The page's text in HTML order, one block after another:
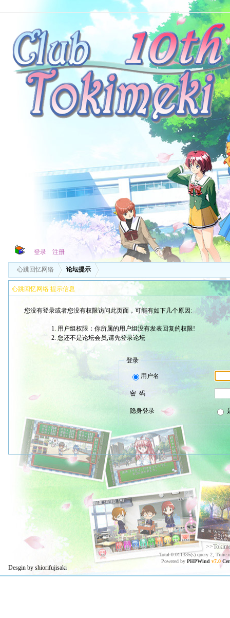
登录 注册
心跳回忆网络 论坛提示
心跳回忆网络 提示信息
您没有登录或者您没有权限访问此页面，可能有如下几个原因:
用户组权限：你所属的用户组没有发表回复的权限!
您还不是论坛会员,请先登录论坛
登录
用户名
密 码
隐身登录
Total 0.011335(s) query 2, Time
Powered by PHPWind v7.0
Desgin by shiorifujisaki